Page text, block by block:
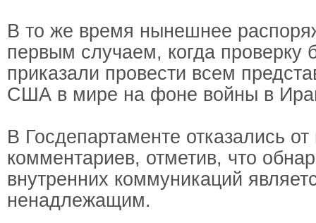
В то же время нынешнее
первым случаем, когда проверку
приказали провести всем
США в мире на фоне войны в
В Госдепартаменте отказались
комментариев, отметив, что
внутренних коммуникаций
ненадлежащим.